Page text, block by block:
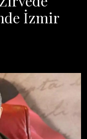
İzmir